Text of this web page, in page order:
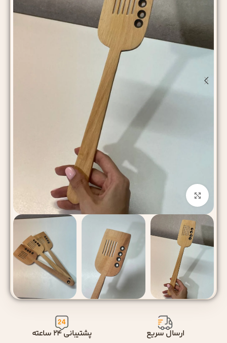
بزرگنمایی تصویر
ارسال سریع پشتیبانی ۲۴ ساعته